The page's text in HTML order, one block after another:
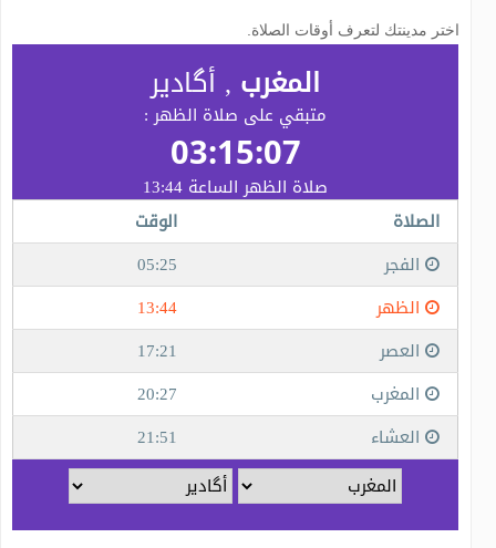
اختر مدينتك لتعرف أوقات الصلاة.